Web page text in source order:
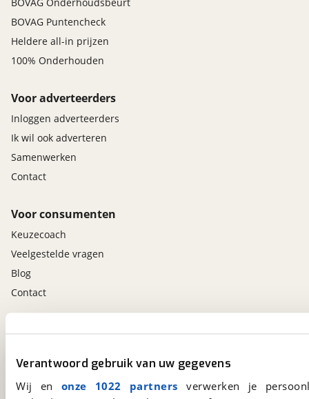
Verantwoord gebruik van uw gegevens
Wij en onze 1022 partners verwerken je
BOVAG Onderhoudsbeurt
BOVAG Puntencheck
Heldere all-in prijzen
100% Onderhouden
Voor adverteerders
Inloggen adverteerders
Ik wil ook adverteren
Samenwerken
Contact
Voor consumenten
Keuzecoach
Veelgestelde vragen
Blog
Contact
viaBOVAG.nl app
Altijd het meest recente aanbod bij de hand.
Download 'm nu.